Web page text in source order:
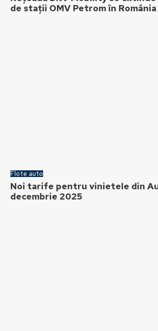
de stații OMV Petrom în România
Flote auto
Noi tarife pentru vinietele din
decembrie 2025